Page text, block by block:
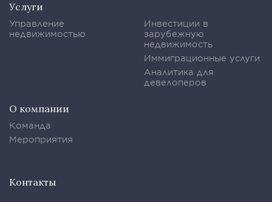
Услуги
Управление
недвижимостью
Инвестиции в
зарубежную
недвижимость
Иммиграционные услуги
Аналитика для
девелоперов
О компании
Команда
Мероприятия
Контакты